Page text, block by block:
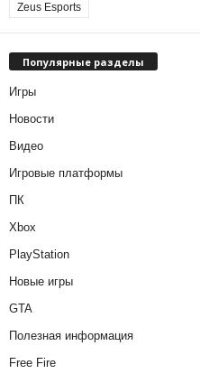
Zeus Esports
Популярные разделы
Игры
Новости
Видео
Игровые платформы
ПК
Xbox
PlayStation
Новые игры
GTA
Полезная информация
Free Fire